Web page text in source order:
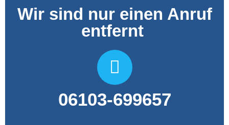
Wir sind nur einen Anruf
entfernt ​
06103-699657